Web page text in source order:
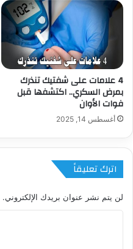
4 علامات على شفتيك تنذرك
بمرض السكري.. اكتشفها قبل
فوات الأوان
أغسطس 14, 2025
اترك تعليقاً
لن يتم نشر عنوان بريدك الإلكتروني.